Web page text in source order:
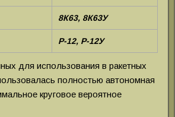
8К63, 8К63У
Р-12, Р-12У
для использования в ракетных
полностью автономная
круговое вероятное